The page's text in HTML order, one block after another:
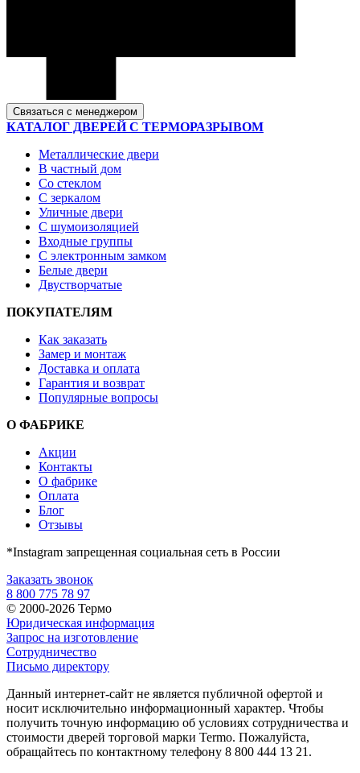
Связаться с менеджером
КАТАЛОГ ДВЕРЕЙ С ТЕРМОРАЗРЫВОМ
Металлические двери
В частный дом
Со стеклом
С зеркалом
Уличные двери
С шумоизоляцией
Входные группы
С электронным замком
Белые двери
Двустворчатые
ПОКУПАТЕЛЯМ
Как заказать
Замер и монтаж
Доставка и оплата
Гарантия и возврат
Популярные вопросы
О ФАБРИКЕ
Акции
Контакты
О фабрике
Оплата
Блог
Отзывы
*Instagram запрещенная социальная сеть в России
Заказать звонок
8 800 775 78 97
© 2000-2026 Термо
Юридическая информация
Запрос на изготовление
Сотрудничество
Письмо директору
Данный интернет-сайт не является публичной офертой и
носит исключительно информационный характер. Чтобы
получить точную информацию об условиях сотрудничества и
стоимости дверей торговой марки Termo. Пожалуйста,
обращайтесь по контактному телефону 8 800 444 13 21.